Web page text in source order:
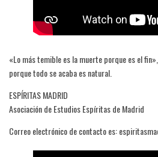
«Lo más temible es la muerte porque es el
porque todo se acaba es natural.
ESPÍRITAS MADRID
Asociación de Estudios Espíritas de Madrid
Correo electrónico de contacto es: